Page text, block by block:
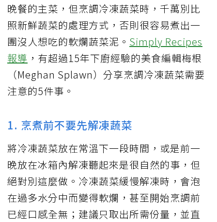
晚餐的主菜，但烹調冷凍蔬菜時，千萬別比
照新鮮蔬菜的處理方式，否則很容易煮出一
團沒人想吃的軟爛蔬菜泥。 Simply Recipes
報導 ，有超過15年下廚經驗的美食編輯梅根
（Meghan Splawn）分享烹調冷凍蔬菜需要
注意的5件事。
1. 烹煮前不要先解凍蔬菜
將冷凍蔬菜放在常溫下一段時間，或是前一
晚放在冰箱內解凍聽起來是很自然的事，但
絕對別這麼做。冷凍蔬菜緩慢解凍時，會泡
在過多水分中而變得軟爛，甚至開始烹調前
已經口感全無；建議只取出所需份量，並直